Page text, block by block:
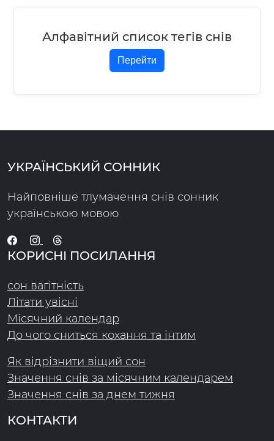
Алфавітний список тегів снів
Перейти
УКРАЇНСЬКИЙ СОННИК
Найповніше тлумачення снів сонник
українською мовою
КОРИСНІ ПОСИЛАННЯ
сон вагітність
Літати увісні
Місячний календар
До чого сниться кохання та інтим
Як відрізнити віщий сон
Значення снів за місячним календарем
Значення снів за днем тижня
КОНТАКТИ